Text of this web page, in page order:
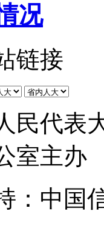
况
链接
民代表
室主办
：中国